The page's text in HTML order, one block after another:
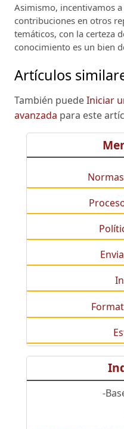
Asimismo, incentivamos
contribuciones en otros
temáticos, con la certeza
conocimiento es un bien
Artículos
También puedeIniciar
avanzada para este
-